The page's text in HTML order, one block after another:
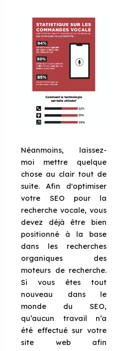
Néanmoins, laissez-
moi mettre quelque
chose au clair tout de
suite. Afin d'optimiser
votre SEO pour la
recherche vocale, vous
devez déjà être bien
positionné à la base
dans les recherches
organiques des
moteurs de recherche.
Si vous êtes tout
nouveau dans le
monde du SEO,
qu’aucun travail n’a
été effectué sur votre
site web afin